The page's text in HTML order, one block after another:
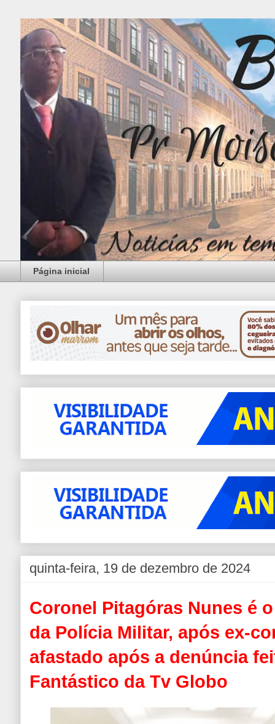
Página inicial
quinta-feira, 19 de dezembro de 2024
Coronel Pitagóras Nunes é
da Polícia Militar, após ex-
afastado após a denúncia
Fantástico da Tv Globo